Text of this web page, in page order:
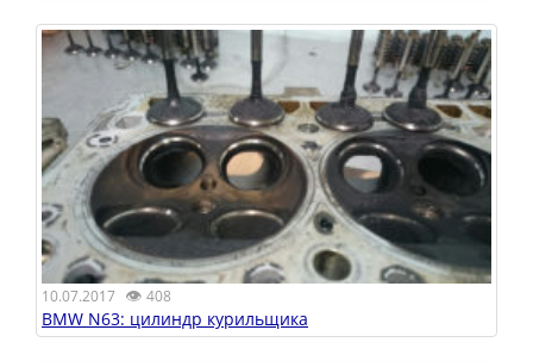
10.07.2017 👁 408
BMW N63: цилиндр курильщика